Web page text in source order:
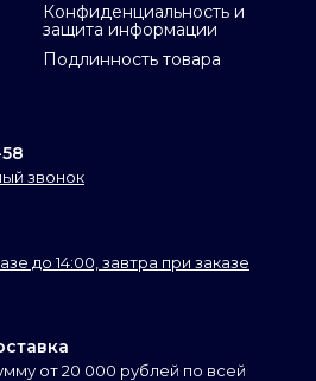
Конфиденциальность и
защита информации
Подлинность товара
звонок
до 14:00, завтра при заказе
от 20 000 рублей по всей